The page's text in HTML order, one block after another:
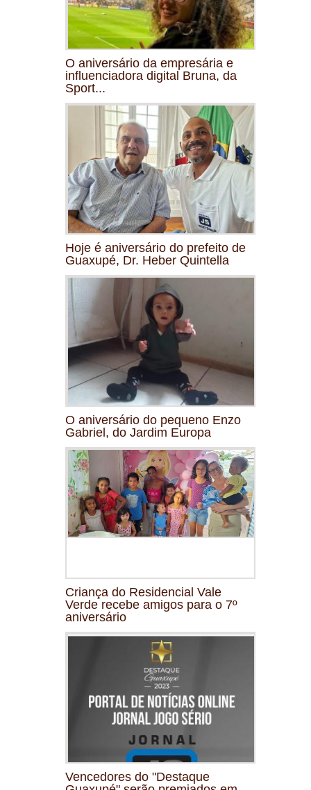
O aniversário da empresária e
influenciadora digital Bruna, da
Sport...
Hoje é aniversário do prefeito de
Guaxupé, Dr. Heber Quintella
O aniversário do pequeno Enzo
Gabriel, do Jardim Europa
Criança do Residencial Vale
Verde recebe amigos para o 7º
aniversário
Vencedores do "Destaque